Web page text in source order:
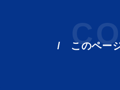
このペー